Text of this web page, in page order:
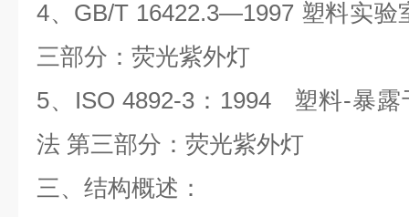
4、GB/T 16422.3—1997 塑料实验
三部分：荧光紫外灯
5、ISO 4892-3：1994 塑料-暴
法 第三部分：荧光紫外灯
三、结构概述：